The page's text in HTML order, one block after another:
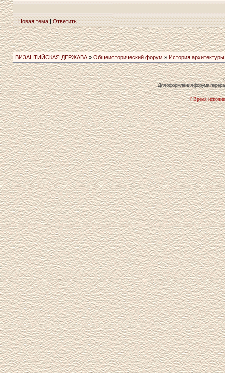
| Новая тема|Ответить|
ВИЗАНТИЙСКАЯ ДЕРЖАВА» Общеисторический форум » История архитектуры
Для оформления форума
[ Время